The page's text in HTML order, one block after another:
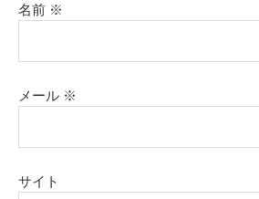
名前 ※
メール ※
サイト